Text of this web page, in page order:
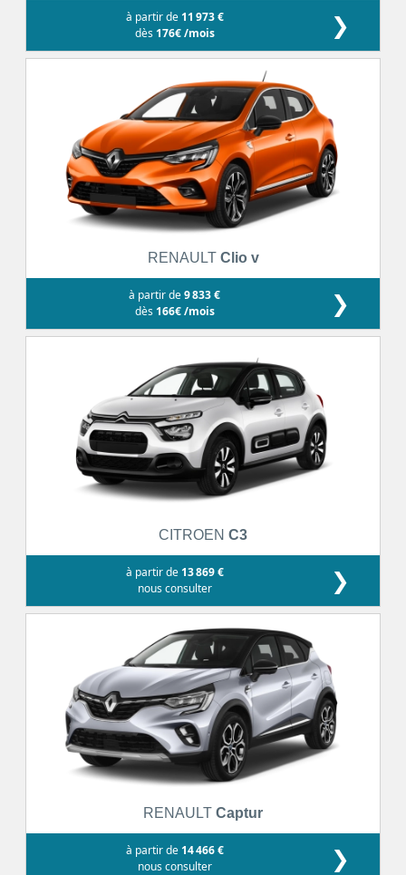
à partir de 11 973 €
dès 176€ /mois ❯
RENAULT Clio v
à partir de9 833 €
dès 166€ /mois ❯
CITROEN C3
à partir de 13 869 €
nous consulter
❯
RENAULT Captur
à partir de 14 466 €
nous consulter
❯